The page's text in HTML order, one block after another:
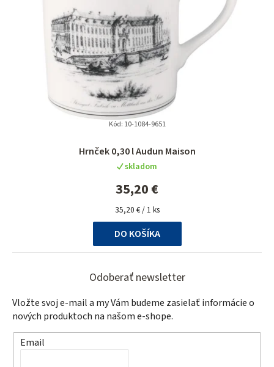
Hrnček 0,30 l Audun Maison
hodnotenie
produktu
je
5,0
z
5
hviezdičiek.
skladom
35,20 €
Jednotková
cena:
35,20 € / 1 ks
DO KOŠÍKA
Kód: 10-1084-9651
Odoberať newsletter
Vložte svoj e-mail a my Vám budeme zasielať informácie o
nových produktoch na našom e-shope.
Email